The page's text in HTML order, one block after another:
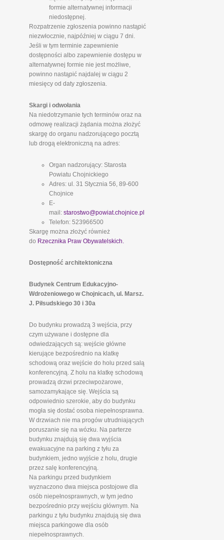
formie alternatywnej informacji
niedostępnej.
Rozpatrzenie zgłoszenia powinno nastąpić
niezwłocznie, najpóźniej w ciągu 7 dni.
Jeśli w tym terminie zapewnienie
dostępności albo zapewnienie dostępu w
alternatywnej formie nie jest możliwe,
powinno nastąpić najdalej w ciągu 2
miesięcy od daty zgłoszenia.
Skargi i odwołania
Na niedotrzymanie tych terminów oraz na
odmowę realizacji żądania można złożyć
skargę do organu nadzorującego pocztą
lub drogą elektroniczną na adres:
Organ nadzorujący: Starosta
Powiatu Chojnickiego
Adres: ul. 31 Stycznia 56, 89-600
Chojnice
E-
mail: starostwo@powiat.chojnice.pl
Telefon: 523966500
Skargę można złożyć również
do Rzecznika Praw Obywatelskich.
Dostępność architektoniczna
Budynek Centrum Edukacyjno-
Wdrożeniowego w Chojnicach, ul. Marsz.
J. Piłsudskiego 30 i 30a
Do budynku prowadzą 3 wejścia, przy
czym używane i dostępne dla
odwiedzających są: wejście główne
kierujące bezpośrednio na klatkę
schodową oraz wejście do holu przed salą
konferencyjną. Z holu na klatkę schodową
prowadzą drzwi przeciwpożarowe,
samozamykające się. Wejścia są
odpowiednio szerokie, aby do budynku
mogła się dostać osoba niepełnosprawna.
W drzwiach nie ma progów utrudniających
poruszanie się na wózku. Na parterze
budynku znajdują się dwa wyjścia
ewakuacyjne na parking z tyłu za
budynkiem, jedno wyjście z holu, drugie
przez salę konferencyjną.
Na parkingu przed budynkiem
wyznaczono dwa miejsca postojowe dla
osób niepełnosprawnych, w tym jedno
bezpośrednio przy wejściu głównym. Na
parkingu z tyłu budynku znajdują się dwa
miejsca parkingowe dla osób
niepełnosprawnych.